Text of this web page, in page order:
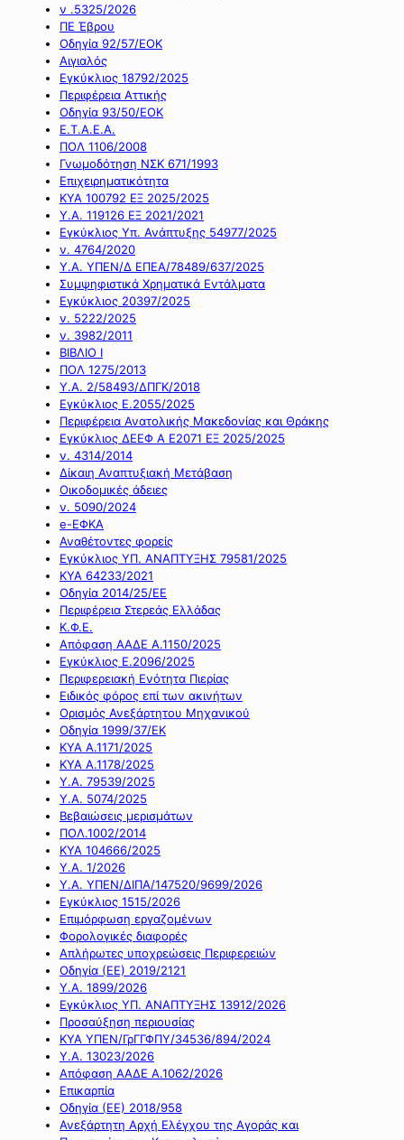
ν .5325/2026
ΠΕ Έβρου
Οδηγία 92/57/ΕΟΚ
Αιγιαλός
Εγκύκλιος 18792/2025
Περιφέρεια Αττικής
Οδηγία 93/50/ΕΟΚ
Ε.Τ.Α.Ε.Α.
ΠΟΛ 1106/2008
Γνωμοδότηση ΝΣΚ 671/1993
Επιχειρηματικότητα
ΚΥΑ 100792 ΕΞ 2025/2025
Υ.Α. 119126 ΕΞ 2021/2021
Εγκύκλιος Υπ. Ανάπτυξης 54977/2025
ν. 4764/2020
Υ.Α. ΥΠΕΝ/Δ ΕΠΕΑ/78489/637/2025
Συμψηφιστικά Χρηματικά Εντάλματα
Εγκύκλιος 20397/2025
ν. 5222/2025
ν. 3982/2011
ΒΙΒΛΙΟ Ι
ΠΟΛ 1275/2013
Υ.Α. 2/58493/ΔΠΓΚ/2018
Εγκύκλιος Ε.2055/2025
Περιφέρεια Ανατολικής Μακεδονίας και Θράκης
Εγκύκλιος ΔΕΕΦ Α Ε2071 ΕΞ 2025/2025
ν. 4314/2014
Δίκαιη Αναπτυξιακή Μετάβαση
Οικοδομικές άδειες
ν. 5090/2024
e-ΕΦΚΑ
Αναθέτοντες φορείς
Εγκύκλιος ΥΠ. ΑΝΑΠΤΥΞΗΣ 79581/2025
ΚΥΑ 64233/2021
Οδηγία 2014/25/ΕΕ
Περιφέρεια Στερεάς Ελλάδας
Κ.Φ.Ε.
Απόφαση ΑΑΔΕ Α.1150/2025
Εγκύκλιος Ε.2096/2025
Περιφερειακή Ενότητα Πιερίας
Ειδικός φόρος επί των ακινήτων
Ορισμός Ανεξάρτητου Μηχανικού
Οδηγία 1999/37/ΕΚ
ΚΥΑ Α.1171/2025
ΚΥΑ Α.1178/2025
Υ.Α. 79539/2025
Υ.Α. 5074/2025
Βεβαιώσεις μερισμάτων
ΠΟΛ.1002/2014
ΚΥΑ 104666/2025
Υ.Α. 1/2026
Υ.Α. ΥΠΕΝ/ΔΙΠΑ/147520/9699/2026
Εγκύκλιος 1515/2026
Επιμόρφωση εργαζομένων
Φορολογικές διαφορές
Απλήρωτες υποχρεώσεις Περιφερειών
Οδηγία (ΕΕ) 2019/2121
Υ.Α. 1899/2026
Εγκύκλιος ΥΠ. ΑΝΑΠΤΥΞΗΣ 13912/2026
Προσαύξηση περιουσίας
ΚΥΑ ΥΠΕΝ/ΓρΓΓΦΠΥ/34536/894/2024
Υ.Α. 13023/2026
Απόφαση ΑΑΔΕ Α.1062/2026
Επικαρπία
Οδηγία (ΕΕ) 2018/958
Ανεξάρτητη Αρχή Ελέγχου της Αγοράς και